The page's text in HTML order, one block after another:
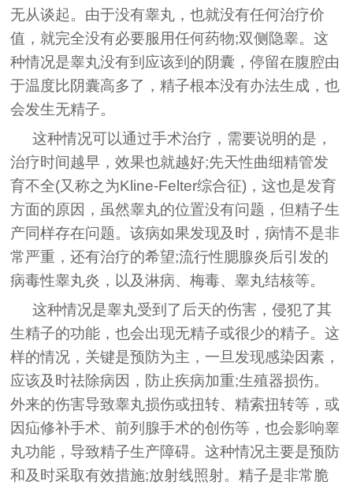
无从谈起。由于没有睾丸，也就没有任何治疗价
值，就完全没有必要服用任何药物;双侧隐睾。这
种情况是睾丸没有到应该到的阴囊，停留在腹腔由
于温度比阴囊高多了，精子根本没有办法生成，也
会发生无精子。
这种情况可以通过手术治疗，需要说明的是，
治疗时间越早，效果也就越好;先天性曲细精管发
育不全(又称之为Kline-Felter综合征)，这也是发育
方面的原因，虽然睾丸的位置没有问题，但精子生
产同样存在问题。该病如果发现及时，病情不是非
常严重，还有治疗的希望;流行性腮腺炎后引发的
病毒性睾丸炎，以及淋病、梅毒、睾丸结核等。
这种情况是睾丸受到了后天的伤害，侵犯了其
生精子的功能，也会出现无精子或很少的精子。这
样的情况，关键是预防为主，一旦发现感染因素，
应该及时祛除病因，防止疾病加重;生殖器损伤。
外来的伤害导致睾丸损伤或扭转、精索扭转等，或
因疝修补手术、前列腺手术的创伤等，也会影响睾
丸功能，导致精子生产障碍。这种情况主要是预防
和及时采取有效措施;放射线照射。精子是非常脆